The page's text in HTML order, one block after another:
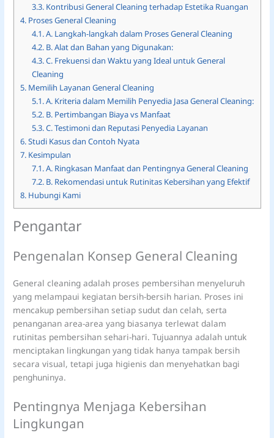
3.3.Kontribusi General Cleaning terhadap Estetika Ruangan
4.Proses General Cleaning
4.1.A. Langkah-langkah dalam Proses General Cleaning
4.2.B. Alat dan Bahan yang Digunakan:
4.3.C. Frekuensi dan Waktu yang Ideal untuk General
Cleaning
5.Memilih Layanan General Cleaning
5.1.A. Kriteria dalam Memilih Penyedia Jasa General Cleaning:
5.2.B. Pertimbangan Biaya vs Manfaat
5.3.C. Testimoni dan Reputasi Penyedia Layanan
6.Studi Kasus dan Contoh Nyata
7.Kesimpulan
7.1.A. Ringkasan Manfaat dan Pentingnya General Cleaning
7.2.B. Rekomendasi untuk Rutinitas Kebersihan yang Efektif
8.Hubungi Kami
Pengantar
Pengenalan Konsep General Cleaning
General cleaning adalah proses pembersihan menyeluruh
yang melampaui kegiatan bersih-bersih harian. Proses ini
mencakup pembersihan setiap sudut dan celah, serta
penanganan area-area yang biasanya terlewat dalam
rutinitas pembersihan sehari-hari. Tujuannya adalah untuk
menciptakan lingkungan yang tidak hanya tampak bersih
secara visual, tetapi juga higienis dan menyehatkan bagi
penghuninya.
Pentingnya Menjaga Kebersihan
Lingkungan